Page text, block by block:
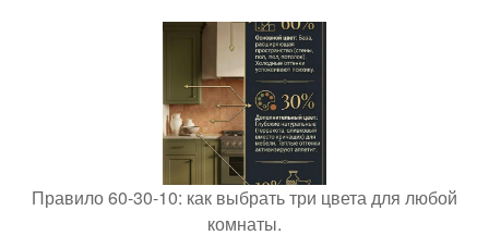
Правило 60-30-10: как выбрать три цвета для любой
комнаты.